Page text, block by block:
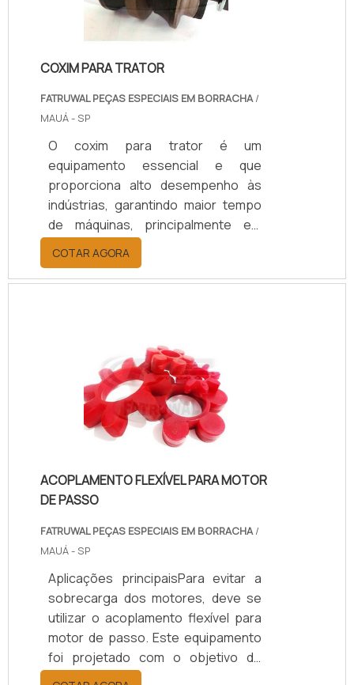
partes operacionais das aplicações
que empregam.
COXIM PARA TRATOR
FATRUWAL PEÇAS ESPECIAIS EM BORRACHA/
MAUÁ - SP
O coxim para trator é um
equipamento essencial e que
proporciona alto desempenho às
indústrias, garantindo maior tempo
de máquinas, principalmente em
motores. O produto ainda possui
alta performance e pode ser
utilizado também em motores de
movimentação e o trabalho diante
de atividades mais complexas,
evitando excesso de esforço dos
equipamentos e danos
permanentes. O modelo possui
diversos tamanhos e tem como
COTAR AGORA
ACOPLAMENTO FLEXÍVEL PARA MOTOR
DE PASSO
FATRUWAL PEÇAS ESPECIAIS EM BORRACHA/
MAUÁ - SP
Aplicações principaisPara evitar a
sobrecarga dos motores, deve se
utilizar o acoplamento flexível para
motor de passo. Este equipamento
foi projetado com o objetivo de
proteger os equipamentos que